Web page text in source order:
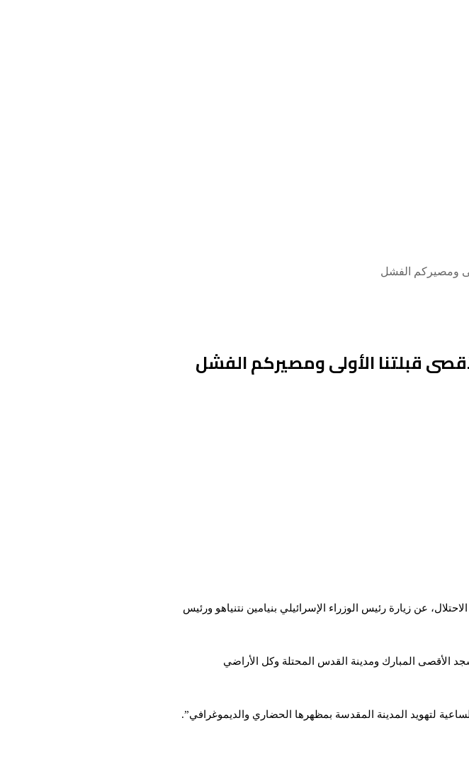
ومصيركم الفشل
قبلتنا الأولى ومصيركم الفشل
عن زيارة رئيس الوزراء الإسرائيلي بنيامين نتنياهو ورئيس
الأقصى المبارك ومدينة القدس المحتلة وكل الأراضي
لتهويد المدينة المقدسة بمظهرها الحضاري والديموغرافي”.